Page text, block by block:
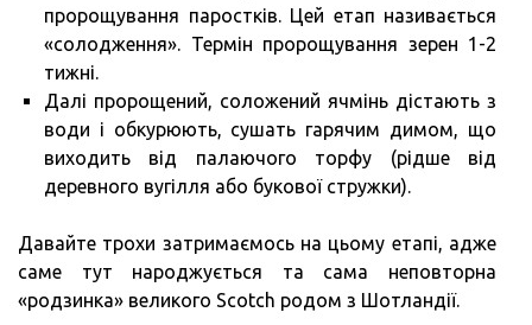
пророщування паростків. Цей етап називається
«солодження». Термін пророщування зерен 1-2
тижні.
Далі пророщений, соложений ячмінь дістають з
води і обкурюють, сушать гарячим димом, що
виходить від палаючого торфу (рідше від
деревного вугілля або букової стружки).
Давайте трохи затримаємось на цьому етапі, адже
саме тут народжується та сама неповторна
«родзинка» великого Scotch родом з Шотландії.